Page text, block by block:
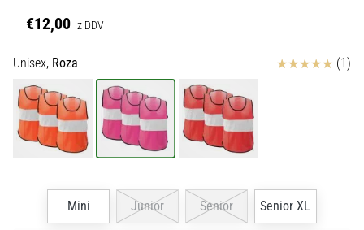
1. 7. 2025
1 min. branja
Play
for
More
Victories
€12,00 z DDV
Unisex, Roza Ocena izdelka(1)
Mini Junior Senior Senior XL